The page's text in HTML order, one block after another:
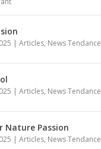
|Articles, News Tendance
|Articles, News Tendance
Nature Passion
|Articles, News Tendance